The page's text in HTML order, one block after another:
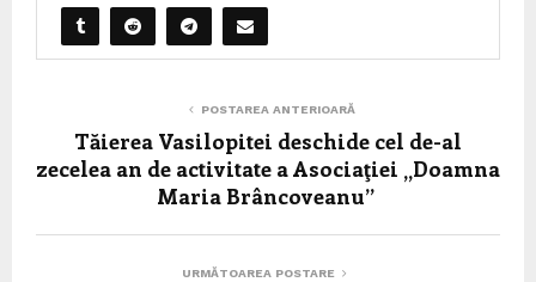
POSTAREA ANTERIOARĂ
Tăierea Vasilopitei deschide cel de-al
zecelea an de activitate a Asociaţiei „Doamna
Maria Brâncoveanu”
URMĂTOAREA POSTARE